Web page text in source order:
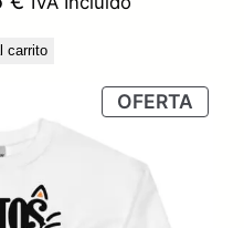
€.
precio
es:
carrito
OFERTA
EN